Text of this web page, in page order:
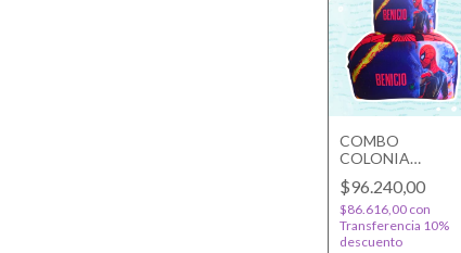
COMBO
COLONIA
PERSONALIZADO
$96.240,00
$86.616,00 con
Transferencia 10%
descuento